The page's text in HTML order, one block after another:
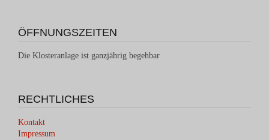
ÖFFNUNGSZEITEN
Die Klosteranlage ist ganzjährig begehbar
RECHTLICHES
Kontakt
Impressum